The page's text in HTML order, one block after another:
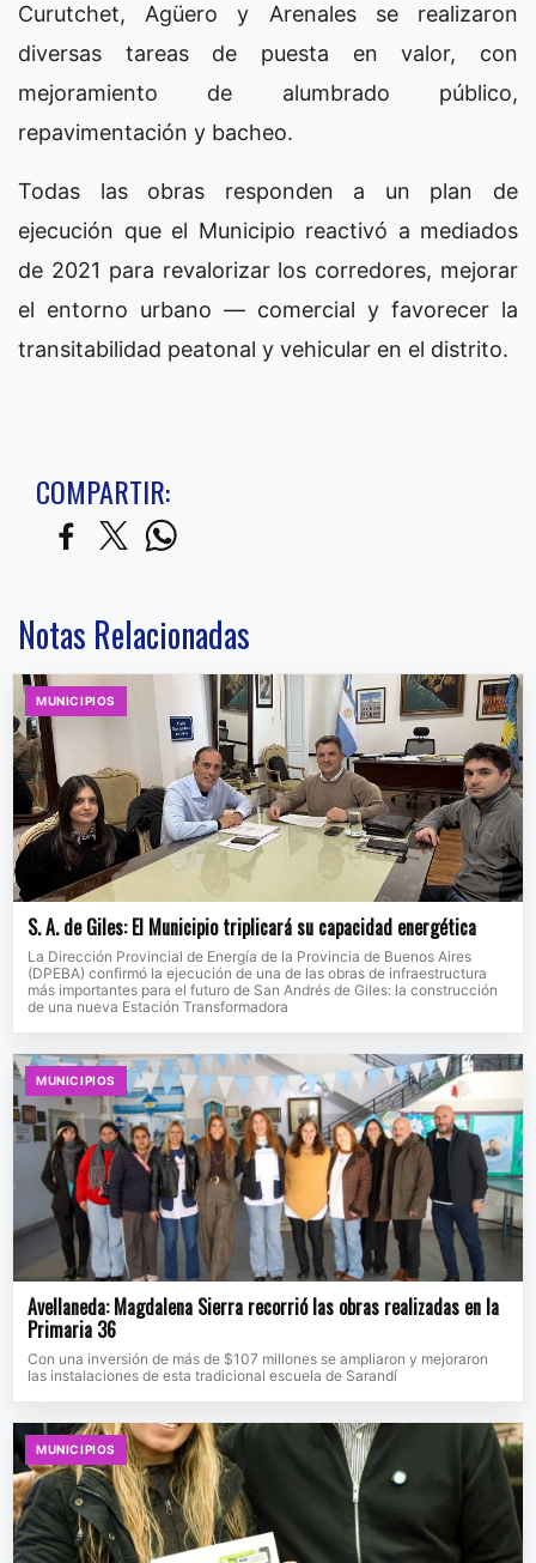
Curutchet, Agüero y Arenales se realizaron
diversas tareas de puesta en valor, con
mejoramiento de alumbrado público,
repavimentación y bacheo.
Todas las obras responden a un plan de
ejecución que el Municipio reactivó a mediados
de 2021 para revalorizar los corredores, mejorar
el entorno urbano — comercial y favorecer la
transitabilidad peatonal y vehicular en el distrito.
COMPARTIR:
Notas Relacionadas
MUNICIPIOS
S. A. de Giles: El Municipio triplicará su capacidad energética
La Dirección Provincial de Energía de la Provincia de Buenos Aires
(DPEBA) confirmó la ejecución de una de las obras de infraestructura
más importantes para el futuro de San Andrés de Giles: la construcción
de una nueva Estación Transformadora
MUNICIPIOS
Avellaneda: Magdalena Sierra recorrió las obras realizadas en la
Primaria 36
Con una inversión de más de $107 millones se ampliaron y mejoraron
las instalaciones de esta tradicional escuela de Sarandí
MUNICIPIOS